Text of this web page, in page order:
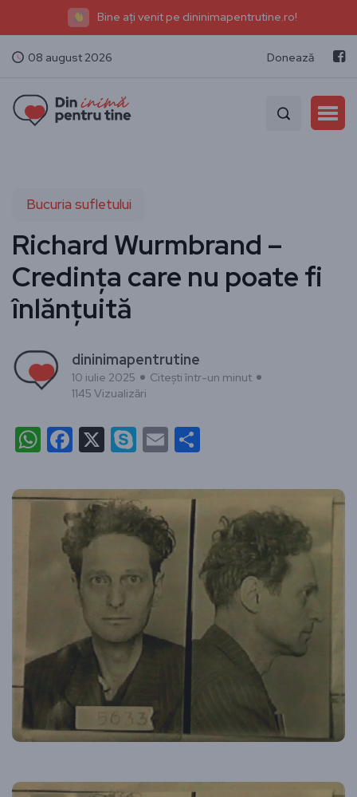
Bine ați venit pe dininimapentrutine.ro!
08 august 2026 Donează
Bucuria sufletului
Richard Wurmbrand –
Credința care nu poate fi
înlănțuită
dininimapentrutine
10 iulie 2025
Citești într-un minut
1145 Vizualizări
WhatsApp
Facebook
X Skype
Email